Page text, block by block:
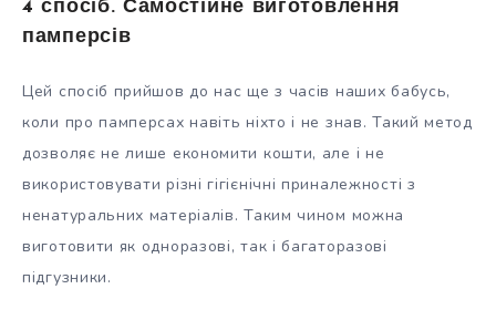
4 спосіб. Самостійне виготовлення
памперсів
Цей спосіб прийшов до нас ще з часів наших бабусь,
коли про памперсах навіть ніхто і не знав. Такий метод
дозволяє не лише економити кошти, але і не
використовувати різні гігієнічні приналежності з
ненатуральних матеріалів. Таким чином можна
виготовити як одноразові, так і багаторазові
підгузники.